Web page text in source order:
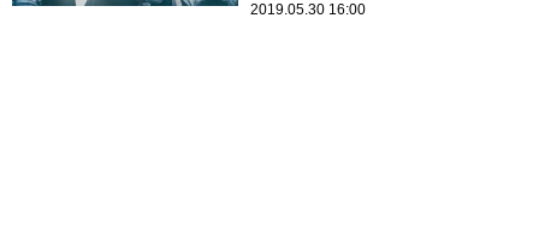
2019.05.30 16:00